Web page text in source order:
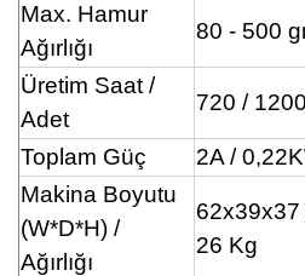
Max. Hamur
Ağırlığı
80 - 500
Üretim Saat /
Adet
720 / 1200
Toplam Güç
2A /
Makina Boyutu
(W*D*H) /
Ağırlığı
62x39x37
26 Kg